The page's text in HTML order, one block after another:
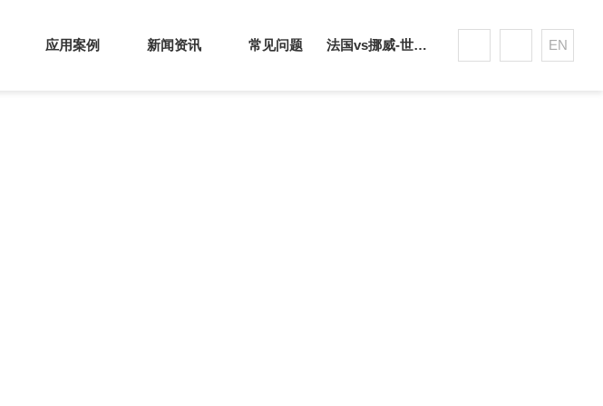
应用案例 新闻资讯 常见问题 法国vs挪威-世界杯赛事平台 EN